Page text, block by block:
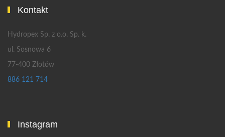
Kontakt
Hydropex Sp. z o.o. Sp. k.
ul. Sosnowa 6
77-400 Złotów
886 121 714
Instagram